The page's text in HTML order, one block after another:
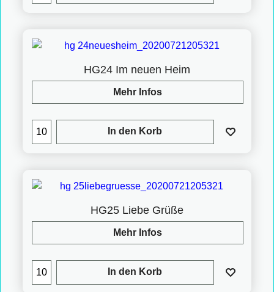
HG24 Im neuen Heim
Mehr Infos
In den Korb
HG25 Liebe Grüße
Mehr Infos
In den Korb